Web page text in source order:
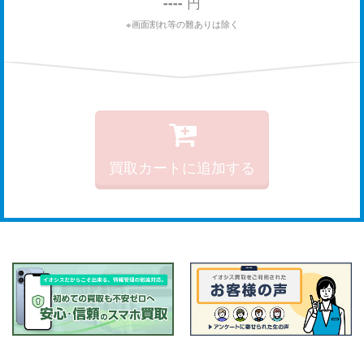
※画面割れ等の難ありは除く
買取カートに追加する